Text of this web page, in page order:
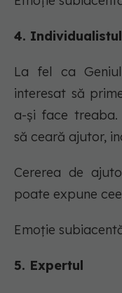
4. Individualistul
La fel ca
interesat să
a-și face treaba.
să ceară ajutor,
Cererea de
poate expune
Emoție
5. Expertul